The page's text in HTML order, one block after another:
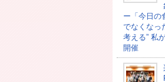
ー「今日の
でなくなっ
考える” 私
開催